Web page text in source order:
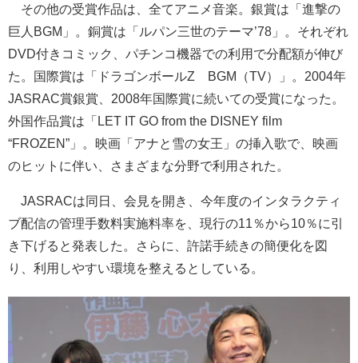
その他の受賞作品は、全てアニメ音楽。銀賞は「進撃の
巨人BGM」。銅賞は「ルパン三世のテーマ’78」。それぞれ
DVD付きコミック、パチンコ機器での利用で分配額が伸び
た。国際賞は「ドラゴンボールZ BGM（TV）」。2004年
JASRAC賞銀賞、2008年国際賞に続いての受賞になった。
外国作品賞は「LET IT GO from the DISNEY film
“FROZEN”」。映画「アナと雪の女王」の挿入歌で、映画
のヒットに伴い、さまざまな分野で利用された。
JASRACは同日、会見を開き、今年度のインタラクティ
ブ配信の管理手数料実施料率を、現行の11％から10％に引
き下げると発表した。さらに、許諾手続きの簡便化を図
り、利用しやすい環境を整えるとしている。